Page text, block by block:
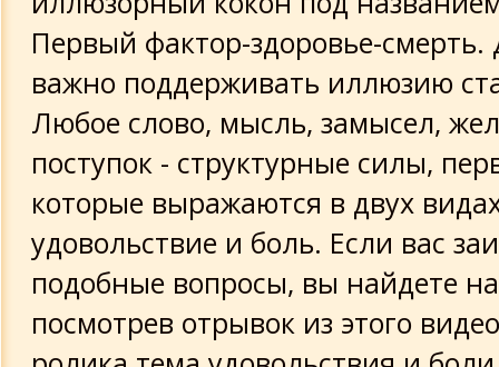
Первый фактор-здоровье-смерть.
важно поддерживать иллюзию
Любое слово, мысль, замысел,
поступок - структурные силы,
которые выражаются в двух
удовольствие и боль. Если вас
подобные вопросы, вы найдете
посмотрев отрывок из этого